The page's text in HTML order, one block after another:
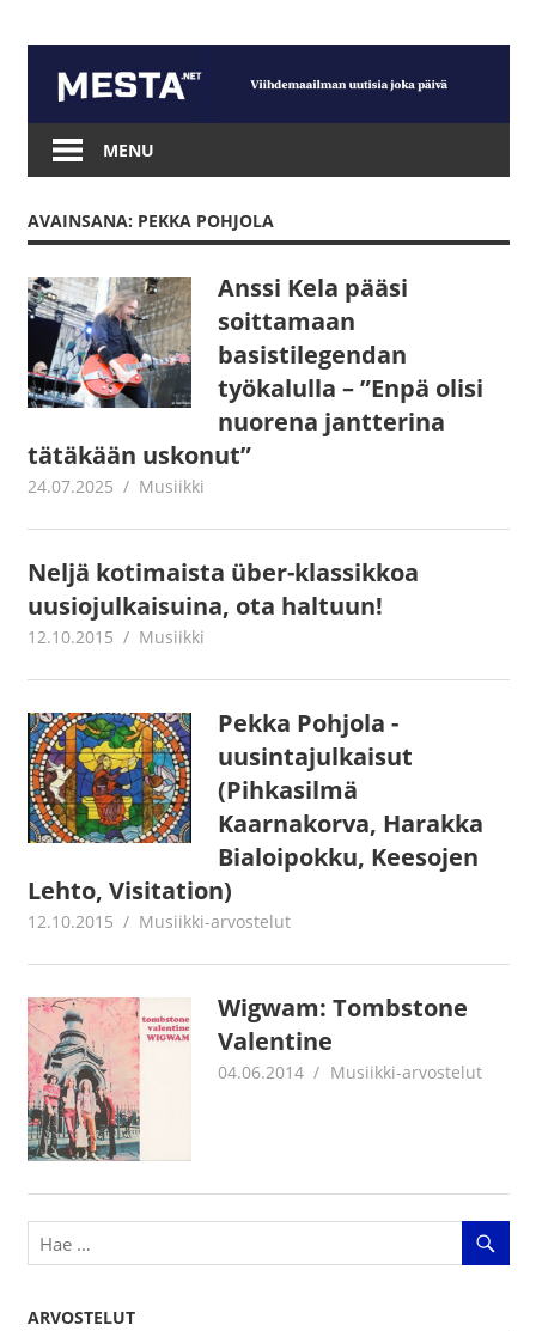
content
Mesta.net
MENU
AVAINSANA: PEKKA POHJOLA
Anssi Kela pääsi
soittamaan
basistilegendan
työkalulla – ”Enpä olisi
nuorena jantterina
tätäkään uskonut”
24.07.2025 Juha Kaunisto
Musiikki
Neljä kotimaista über-klassikkoa
uusiojulkaisuina, ota haltuun!
12.10.2015 mestanet
Musiikki
Pekka Pohjola -
uusintajulkaisut
(Pihkasilmä
Kaarnakorva, Harakka
Bialoipokku, Keesojen
Lehto, Visitation)
12.10.2015 Jouni Hirn
Musiikki-arvostelut
Wigwam: Tombstone
Valentine
04.06.2014 Jouni Hirn
Musiikki-arvostelut
ARVOSTELUT